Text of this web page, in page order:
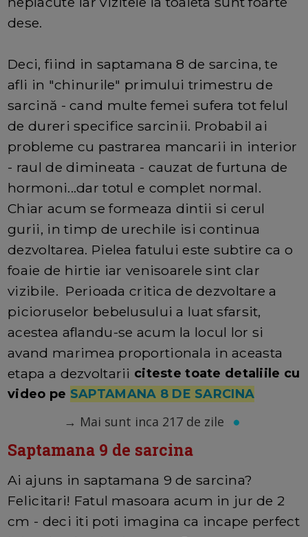
dese.
Deci, fiind in saptamana 8 de sarcina, te
afli in "chinurile" primului trimestru de
sarcină - cand multe femei sufera tot felul
de dureri specifice sarcinii. Probabil ai
probleme cu pastrarea mancarii in interior
- raul de dimineata - cauzat de furtuna de
hormoni...dar totul e complet normal.
Chiar acum se formeaza dintii si cerul
gurii, in timp de urechile isi continua
dezvoltarea. Pielea fatului este subtire ca o
foaie de hirtie iar venisoarele sint clar
vizibile. Perioada critica de dezvoltare a
picioruselor bebelusului a luat sfarsit,
acestea aflandu-se acum la locul lor si
avand marimea proportionala in aceasta
etapa a dezvoltarii citeste toate detaliile cu
video pe SAPTAMANA 8 DE SARCINA
→ Mai sunt inca 217 de zile
Saptamana 9 de sarcina
Ai ajuns in saptamana 9 de sarcina?
Felicitari! Fatul masoara acum in jur de 2
cm - deci iti poti imagina ca incape perfect